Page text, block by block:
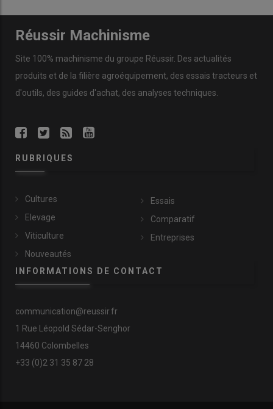
Réussir Machinisme
Site 100% machinisme du groupe Réussir. Des actualités
produits et de la filière agroéquipement, des essais tracteurs et
d'outils, des guides d'achat, des analyses techniques.
RUBRIQUES
Cultures
Elevage
Viticulture
Nouveautés
Essais
Comparatif
Entreprises
INFORMATIONS DE CONTACT
communication@reussir.fr
1 Rue Léopold Sédar-Senghor
14460 Colombelles
+33 (0)2 31 35 87 28